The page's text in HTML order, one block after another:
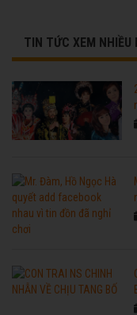
TIN TỨC XEM NHIỀU